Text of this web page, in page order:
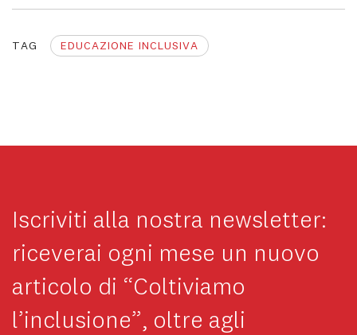
TAG EDUCAZIONE INCLUSIVA
Iscriviti alla nostra newsletter:
riceverai ogni mese un nuovo
articolo di “Coltiviamo
l’inclusione”, oltre agli